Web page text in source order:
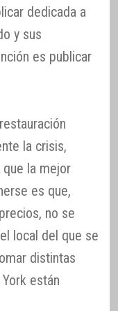
dedicada a
y sus
es publicar
la crisis,
la mejor
es que,
no se
local del que se
distintas
están